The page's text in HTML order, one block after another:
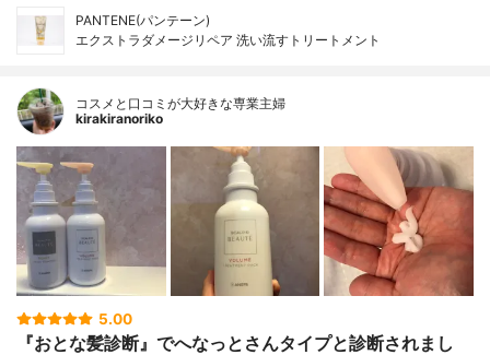
PANTENE(パンテーン)
エクストラダメージリペア 洗い流すトリートメント
コスメと口コミが大好きな専業主婦
kirakiranoriko
5.00
『おとな髪診断』でへなっとさんタイプと診断されまし